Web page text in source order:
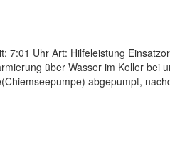
7:01 Uhr Art: Hilfeleistung
über Wasser im Keller
abgepumpt,